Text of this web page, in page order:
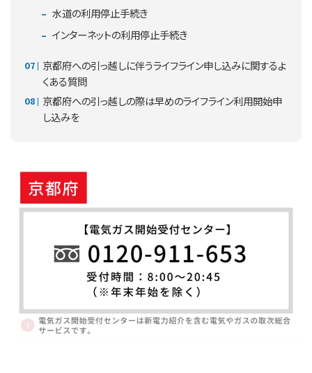
水道の利用停止手続き
インターネットの利用停止手続き
京都府への引っ越しに伴うライフライン申し込みに関するよ
くある質問
京都府への引っ越しの際は早めのライフライン利用開始申
し込みを